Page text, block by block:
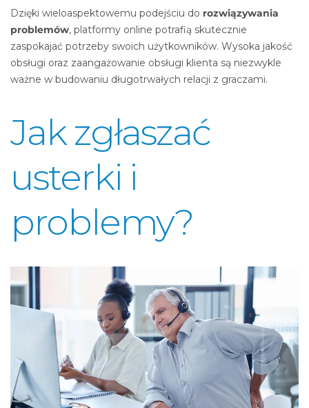
Dzięki wieloaspektowemu podejściu do rozwiązywania
problemów, platformy online potrafią skutecznie
zaspokajać potrzeby swoich użytkowników. Wysoka jakość
obsługi oraz zaangażowanie obsługi klienta są niezwykle
ważne w budowaniu długotrwałych relacji z graczami.
Jak zgłaszać
usterki i
problemy?